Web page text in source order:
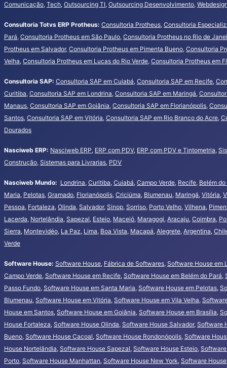
Comunicação, Tech, Outsourcing TI, Outsourcing Desenvolvimento,
Consultoria Totvs ERP Protheus: Consultoria Protheus, Consultoria
Pará, Consultoria Protheus em São Paulo, Consultoria Protheus no Rio de
Protheus em Salvador, Consultoria Protheus em Pimenta Bueno, Consultoria
Velha, Consultoria Protheus em Lucas do Rio Verde, Consultoria Protheus em
Consultoria SAP: Consultoria SAP em Cuiabá, Consultoria SAP em Recife,
Curitiba, Consultoria SAP em Londrina, Consultoria SAP em Maringá,
Manaus, Consultoria SAP em Goiânia, Consultoria SAP em Florianópolis,
Santos, Consultoria SAP em Vitória, Consultoria SAP em Rio Branco do Acre,
Dourados
Nasciweb ERP: Nasciweb ERP, ERP com PDV, ERP com PDV e Tintometria,
Construção, Sistemas para Livrarias, PDV
Nasciweb Mundo: Londrina, Curitiba, Cuiabá, Campo Verde, Recife, Belém do
Maria, Pelotas, Gramado, Florianópolis, Criciúma, Blumenau, Maringá, Vitória,
Pessoa, Fortaleza, Olinda, Salvador, Sinop, Sorriso, Porto Velho, Vilhena,
Lacerda, Nortelândia, Sapezal, Esteio, Maceió, Maragogi, Aracaju, Coimbra,
Sierra, Montevidéo, La Paz, Lima, Boa Vista, Macapá, Alegrete, Argentina,
Verde
Software House: Software House, Fábrica de Softwares, Software House em
Campo Verde, Software House em Recife, Software House em Belém do Pará,
Passo Fundo, Software House em Santa Maria, Software House em Pelotas,
Blumenau, Software House em Vitória, Software House em Vila Velha,
House em Santos, Software House em Goiânia, Software House em Brasília,
House Fortaleza, Software House Olinda, Software House Salvador, Software
Bueno, Software House Cacoal, Software House Rondonópolis, Software
House Nortelândia, Software House Sapezal, Software House Esteio,
Porto, Software House Manhattan, Software House New York, Software